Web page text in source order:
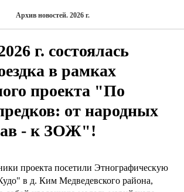
Архив новостей. 2026 г.
г. состоялась
в рамках
проекта "По
от народных
- к ЗОЖ"!
проекта посетили Этнографическую
в д. Ким Медведевского района,